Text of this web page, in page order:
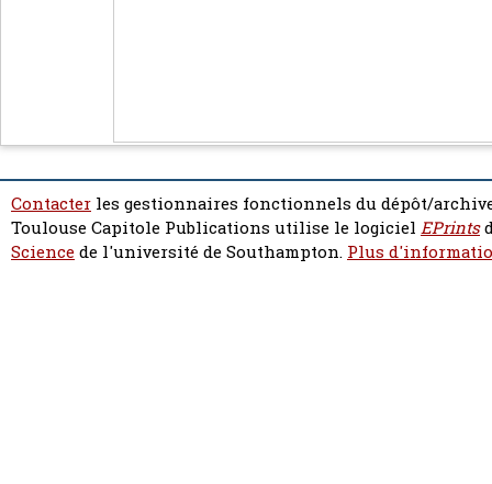
Contacter les gestionnaires fonctionnels du dépôt/
Toulouse Capitole Publications utilise le logiciel EPrints
Sciencede l'université de Southampton. Plus